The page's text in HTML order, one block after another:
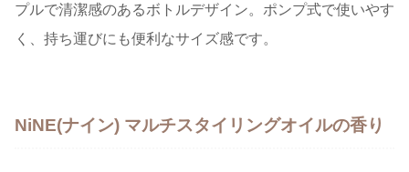
プルで清潔感のあるボトルデザイン。ポンプ式で使いやす
く、持ち運びにも便利なサイズ感です。
NiNE(ナイン) マルチスタイリングオイルの香り